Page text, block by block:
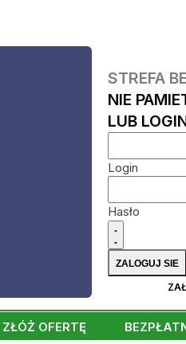
STREFA
NIE
LUB
Login
Hasło
ZŁÓŻ OFERTĘ